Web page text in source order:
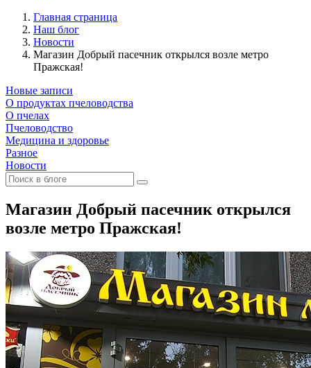
Главная страница
Наш блог
Новости
Магазин Добрый пасечник открылся возле метро
Пражская!
Новые записи
О продуктах пчеловодства
О пчелах
Пчеловодство
Медицина и здоровье
Разное
Новости
Магазин Добрый пасечник открылся
возле метро Пражская!